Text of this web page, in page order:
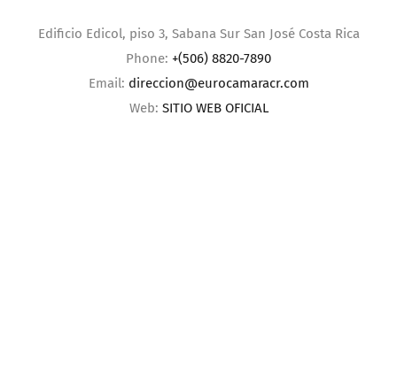
Edificio Edicol, piso 3, Sabana Sur San José Costa Rica
Phone: +(506) 8820-7890
Email: direccion@eurocamaracr.com
Web: SITIO WEB OFICIAL